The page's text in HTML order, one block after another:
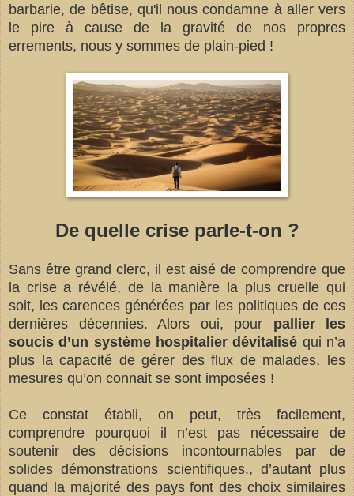
barbarie, de bêtise, qu'il nous condamne à aller vers
le pire à cause de la gravité de nos propres
errements, nous y sommes de plain-pied !
De quelle crise parle-t-on ?
Sans être grand clerc, il est aisé de comprendre que
la crise a révélé, de la manière la plus cruelle qui
soit, les carences générées par les politiques de ces
dernières décennies. Alors oui, pour pallier les
soucis d’un système hospitalier dévitalisé qui n’a
plus la capacité de gérer des flux de malades, les
mesures qu’on connait se sont imposées !
Ce constat établi, on peut, très facilement,
comprendre pourquoi il n’est pas nécessaire de
soutenir des décisions incontournables par de
solides démonstrations scientifiques., d’autant plus
quand la majorité des pays font des choix similaires